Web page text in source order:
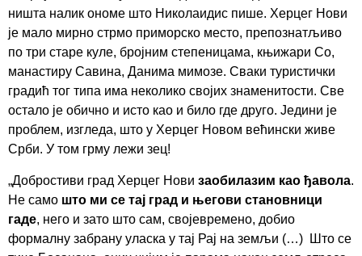
ништа налик ономе што Николаидис пише. Херцег Нови
је мало мирно стрмо приморско место, препознатљиво
по три старе куле, бројним степеницама, књижари Со,
манастиру Савина, Данима мимозе. Сваки туристички
градић тог типа има неколико својих знаменитости. Све
остало је обично и исто као и било где друго. Једини је
проблем, изгледа, што у Херцег Новом већински живе
Срби. У том грму лежи зец!
„Добростиви град Херцег Нови заобилазим као ђавола.
Не само што ми се тај град и његови становници
гаде, него и зато што сам, својевремено, добио
формалну забрану уласка у тај Рај на земљи (…) Што се